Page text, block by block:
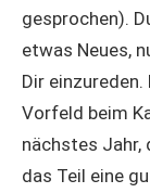
gesprochen).
etwas Neues,
Dir
Vorfeld beim
nächstes Jahr,
das Teil eine